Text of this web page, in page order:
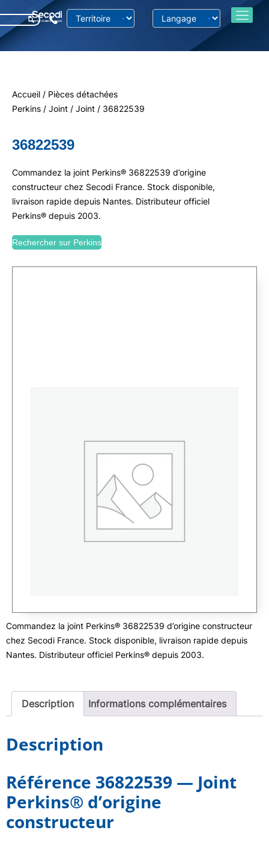
Accueil / Pièces détachées
Perkins / Joint / Joint / 36822539
36822539
Commandez la joint Perkins® 36822539 d’origine
constructeur chez Secodi France. Stock disponible,
livraison rapide depuis Nantes. Distributeur officiel
Perkins® depuis 2003.
Rechercher sur Perkins
Commandez la joint Perkins® 36822539 d’origine constructeur
chez Secodi France. Stock disponible, livraison rapide depuis
Nantes. Distributeur officiel Perkins® depuis 2003.
Description Informations complémentaires
Description
Référence 36822539 — Joint
Perkins® d’origine
constructeur